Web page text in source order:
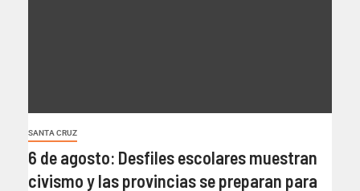
SANTA CRUZ
6 de agosto: Desfiles escolares muestran
civismo y las provincias se preparan para